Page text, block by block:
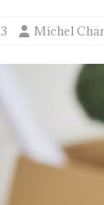
Michel